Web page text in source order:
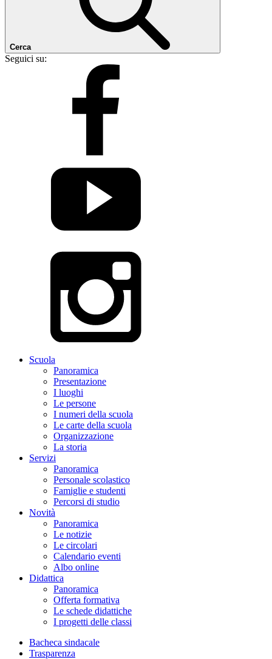
Cerca
Seguici su:
Scuola
Panoramica
Presentazione
I luoghi
Le persone
I numeri della scuola
Le carte della scuola
Organizzazione
La storia
Servizi
Panoramica
Personale scolastico
Famiglie e studenti
Percorsi di studio
Novità
Panoramica
Le notizie
Le circolari
Calendario eventi
Albo online
Didattica
Panoramica
Offerta formativa
Le schede didattiche
I progetti delle classi
Bacheca sindacale
Trasparenza